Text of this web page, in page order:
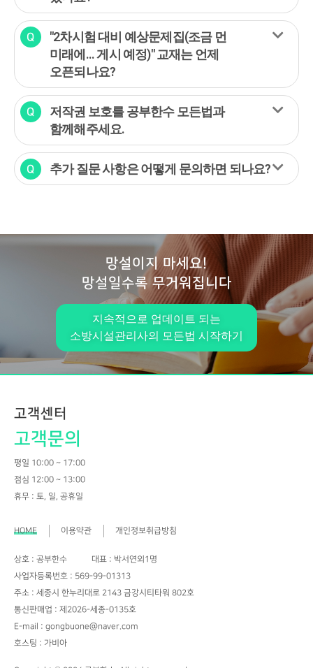
"2차시험 대비 예상문제집(조금 먼
미래에... 게시 예정)" 교재는 언제
오픈되나요?
저작권 보호를 공부한수 모든법과
함께해주세요.
추가 질문 사항은 어떻게 문의하면 되나요?
망설이지 마세요!
망설일수록 무거워집니다
지속적으로 업데이트 되는
소방시설관리사의 모든법 시작하기
고객센터
고객문의
평일 10:00 ~ 17:00
점심 12:00 ~ 13:00
휴무 : 토, 일, 공휴일
HOME 이용약관 개인정보취급방침
상호 : 공부한수
대표 : 박서연외1명
사업자등록번호 : 569-99-01313
주소 : 세종시 한누리대로 2143 금강시티타워 802호
통신판매업 : 제2026-세종-0135호
E-mail : gongbuone@naver.com
호스팅 : 가비아